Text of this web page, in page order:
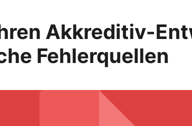
Akkreditiv-
Fehlerquellen